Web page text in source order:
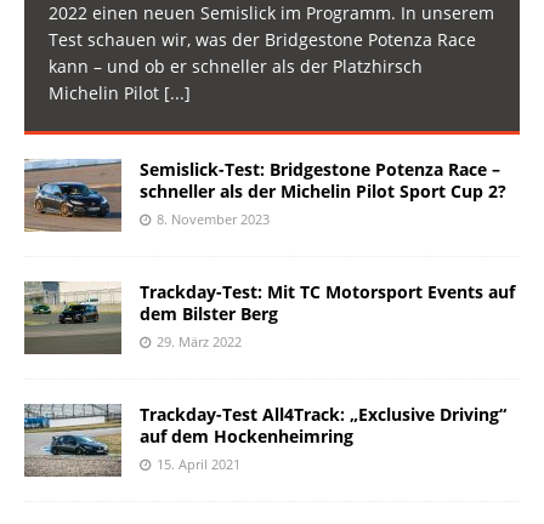
2022 einen neuen Semislick im Programm. In unserem
Test schauen wir, was der Bridgestone Potenza Race
kann – und ob er schneller als der Platzhirsch
Michelin Pilot [...]
Semislick-Test: Bridgestone Potenza Race –
schneller als der Michelin Pilot Sport Cup 2?
8. November 2023
Trackday-Test: Mit TC Motorsport Events auf
dem Bilster Berg
29. März 2022
Trackday-Test All4Track: „Exclusive Driving“
auf dem Hockenheimring
15. April 2021